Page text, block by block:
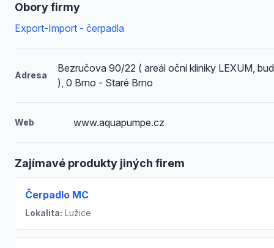
Obory firmy
Export-Import - čerpadla
Adresa
Bezručova 90/22 ( areál oční kliniky LEXUM,
), 0 Brno - Staré Brno
Web www.aquapumpe.cz
Zajímavé produkty jiných firem
Čerpadlo MC
Lokalita: Lužice